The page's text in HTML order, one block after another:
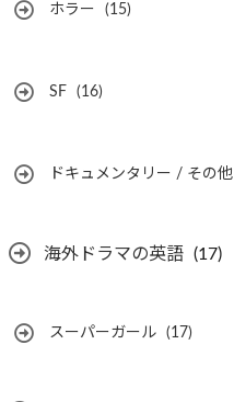
ホラー (15)
SF (16)
ドキュメンタリー / その他
海外ドラマの英語 (17)
スーパーガール (17)